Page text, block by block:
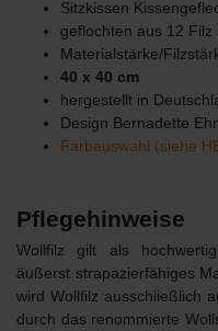
Sitzkissen
geflochten aus 12 Filz
Materialstärke/
40 x 40 cm
hergestellt in
Design Bernadette
Farbauswahl (siehe
Pflegehinweise
Wollfilz gilt als
äußerst strapazierfähiges
wird Wollfilz ausschließlich
durch das renommierte